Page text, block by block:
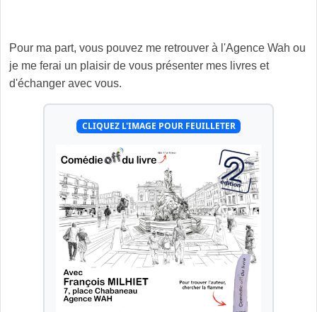
Pour ma part, vous pouvez me retrouver à l'Agence Wah ou
je me ferai un plaisir de vous présenter mes livres et
d'échanger avec vous.
CLIQUEZ L'IMAGE POUR FEUILLETER